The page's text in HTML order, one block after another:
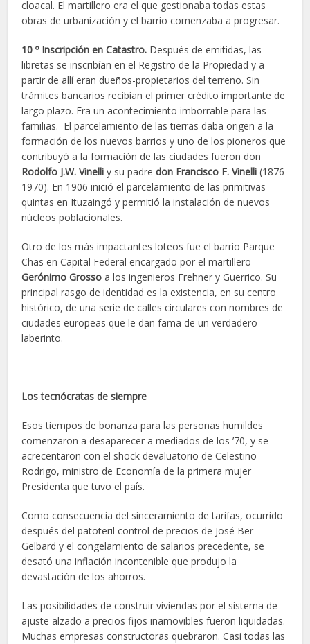
cloacal. El martillero era el que gestionaba todas estas
obras de urbanización y el barrio comenzaba a progresar.
10 º Inscripción en Catastro. Después de emitidas, las
libretas se inscribían en el Registro de la Propiedad y a
partir de allí eran dueños-propietarios del terreno. Sin
trámites bancarios recibían el primer crédito importante de
largo plazo. Era un acontecimiento imborrable para las
familias. El parcelamiento de las tierras daba origen a la
formación de los nuevos barrios y uno de los pioneros que
contribuyó a la formación de las ciudades fueron don
Rodolfo J.W. Vinelli y su padredon Francisco F. Vinelli (1876-
1970). En 1906 inició el parcelamiento de las primitivas
quintas en Ituzaingó y permitió la instalación de nuevos
núcleos poblacionales.
Otro de los más impactantes loteos fue el barrio Parque
Chas en Capital Federal encargado por el martillero
Gerónimo Grosso a los ingenieros Frehner y Guerrico. Su
principal rasgo de identidad es la existencia, en su centro
histórico, de una serie de calles circulares con nombres de
ciudades europeas que le dan fama de un verdadero
laberinto.
Los tecnócratas de siempre
Esos tiempos de bonanza para las personas humildes
comenzaron a desaparecer a mediados de los ’70, y se
acrecentaron con el shock devaluatorio de Celestino
Rodrigo, ministro de Economía de la primera mujer
Presidenta que tuvo el país.
Como consecuencia del sinceramiento de tarifas, ocurrido
después del patoteril control de precios de José Ber
Gelbard y el congelamiento de salarios precedente, se
desató una inflación incontenible que produjo la
devastación de los ahorros.
Las posibilidades de construir viviendas por el sistema de
ajuste alzado a precios fijos inamovibles fueron liquidadas.
Muchas empresas constructoras quebraron. Casi todas las